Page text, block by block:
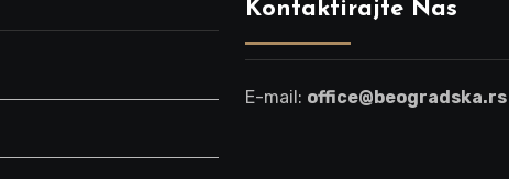
Kontaktirajte Nas
E-mail: office@beogradska.rs